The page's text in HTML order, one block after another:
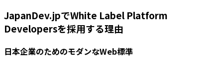
JapanDev.jpでWhite Label Platform
Developersを採用する理由
日本企業のためのモダンなWeb標準